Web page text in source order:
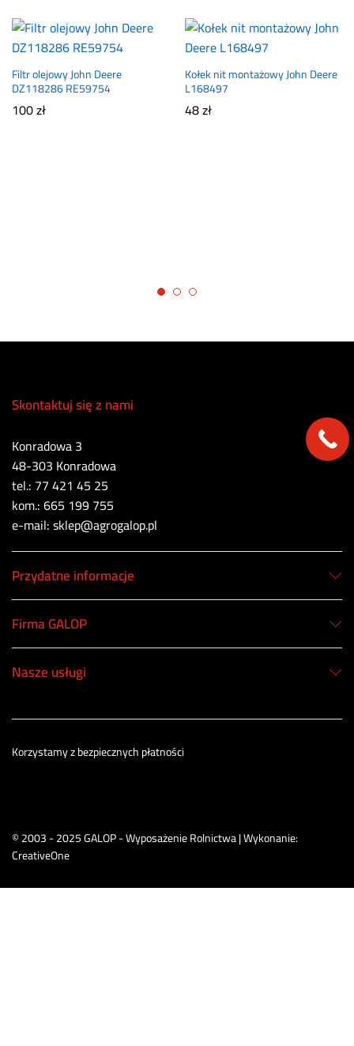
Filtr olejowy John Deere
DZ118286 RE59754
100zł
Kołek nit montażowy John Deere
L168497
48zł
Skontaktuj się z nami
Konradowa 3
48-303 Konradowa
tel.: 77 421 45 25
kom.: 665 199 755
e-mail: sklep@agrogalop.pl
Przydatne informacje
Firma GALOP
Nasze usługi
© 2003 - 2025 GALOP - Wyposażenie Rolnictwa | Wykonanie:
CreativeOne
Korzystamy z bezpiecznych płatności